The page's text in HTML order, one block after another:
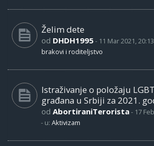
Želim dete
od DHDH1995- 11 Mar 2021, 20:13
brakovi i roditeljstvo
Istraživanje o položaju
građana u Srbiji za 2021.
od AbortiraniTerorista- 17
- u: Aktivizam